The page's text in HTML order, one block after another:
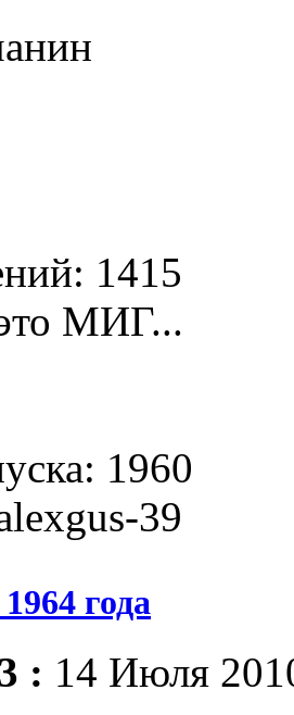
1415
МИГ...
1960
39
года
: 14 Июля